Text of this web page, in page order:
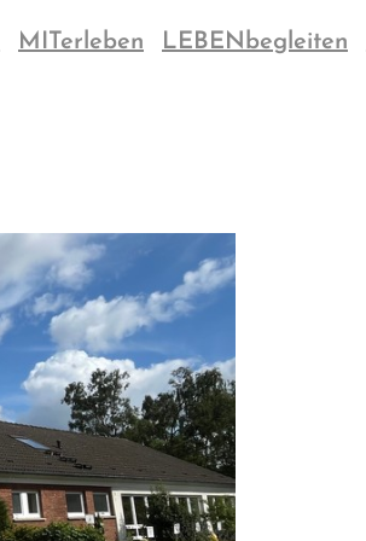
MITerleben LEBENbegleiten